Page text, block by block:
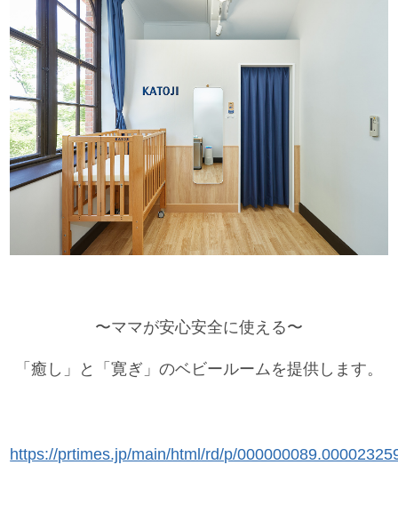
〜ママが安心安全に使える〜
「癒し」と「寛ぎ」のベビールームを提供します。
https://prtimes.jp/main/html/rd/p/